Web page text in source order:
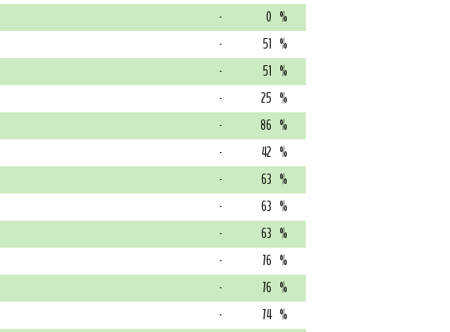
- 0 %
- 51 %
- 51 %
- 25 %
- 86 %
- 42 %
- 63 %
- 63 %
- 63 %
- 76 %
- 76 %
- 74 %